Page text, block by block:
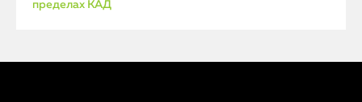
пределах КАД